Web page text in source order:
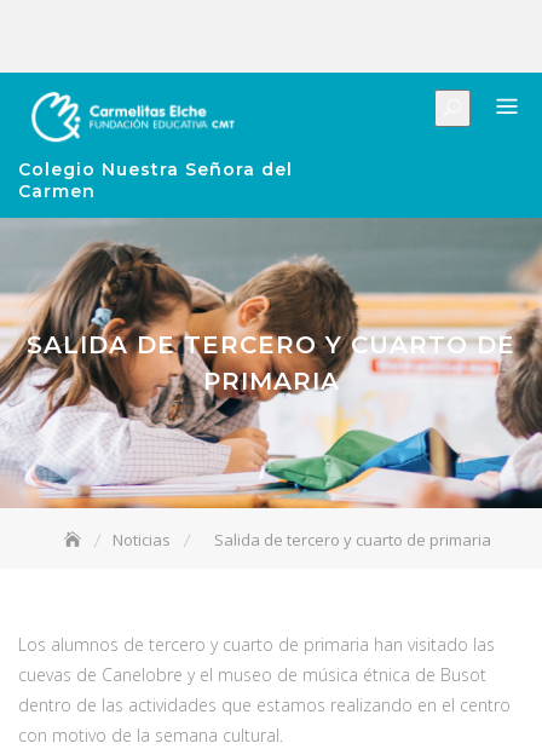
Colegio Nuestra Señora del
Carmen
SALIDA DE TERCERO Y CUARTO DE
PRIMARIA
Noticias Salida de tercero y cuarto de primaria
Los alumnos de tercero y cuarto de primaria han visitado las
cuevas de Canelobre y el museo de música étnica de Busot
dentro de las actividades que estamos realizando en el centro
con motivo de la semana cultural.